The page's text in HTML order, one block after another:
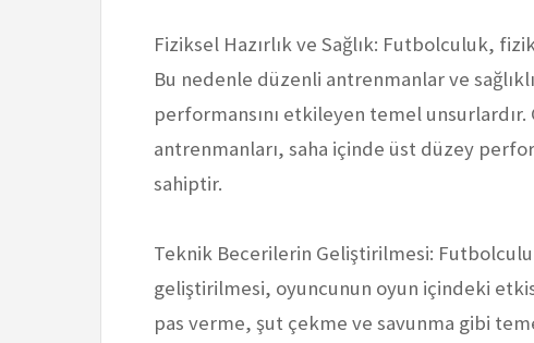
Fiziksel Hazırlık ve Sağlık: Futbolculuk,
Bu nedenle düzenli antrenmanlar ve
performansını etkileyen temel unsurlardır.
antrenmanları, saha içinde üst düzey
sahiptir.
Teknik Becerilerin Geliştirilmesi:
geliştirilmesi, oyuncunun oyun içindeki
pas verme, şut çekme ve savunma gibi